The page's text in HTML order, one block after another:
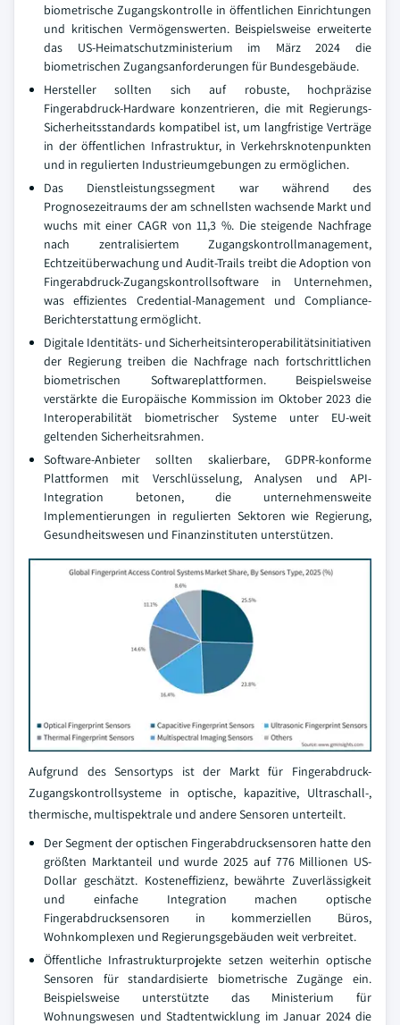
biometrische Zugangskontrolle in öffentlichen Einrichtungen
und kritischen Vermögenswerten. Beispielsweise erweiterte
das US-Heimatschutzministerium im März 2024 die
biometrischen Zugangsanforderungen für Bundesgebäude.
Hersteller sollten sich auf robuste, hochpräzise
Fingerabdruck-Hardware konzentrieren, die mit Regierungs-
Sicherheitsstandards kompatibel ist, um langfristige Verträge
in der öffentlichen Infrastruktur, in Verkehrsknotenpunkten
und in regulierten Industrieumgebungen zu ermöglichen.
Das Dienstleistungssegment war während des
Prognosezeitraums der am schnellsten wachsende Markt und
wuchs mit einer CAGR von 11,3 %. Die steigende Nachfrage
nach zentralisiertem Zugangskontrollmanagement,
Echtzeitüberwachung und Audit-Trails treibt die Adoption von
Fingerabdruck-Zugangskontrollsoftware in Unternehmen,
was effizientes Credential-Management und Compliance-
Berichterstattung ermöglicht.
Digitale Identitäts- und Sicherheitsinteroperabilitätsinitiativen
der Regierung treiben die Nachfrage nach fortschrittlichen
biometrischen Softwareplattformen. Beispielsweise
verstärkte die Europäische Kommission im Oktober 2023 die
Interoperabilität biometrischer Systeme unter EU-weit
geltenden Sicherheitsrahmen.
Software-Anbieter sollten skalierbare, GDPR-konforme
Plattformen mit Verschlüsselung, Analysen und API-
Integration betonen, die unternehmensweite
Implementierungen in regulierten Sektoren wie Regierung,
Gesundheitswesen und Finanzinstituten unterstützen.
Aufgrund des Sensortyps ist der Markt für Fingerabdruck-
Zugangskontrollsysteme in optische, kapazitive, Ultraschall-,
thermische, multispektrale und andere Sensoren unterteilt.
Der Segment der optischen Fingerabdrucksensoren hatte den
größten Marktanteil und wurde 2025 auf 776 Millionen US-
Dollar geschätzt. Kosteneffizienz, bewährte Zuverlässigkeit
und einfache Integration machen optische
Fingerabdrucksensoren in kommerziellen Büros,
Wohnkomplexen und Regierungsgebäuden weit verbreitet.
Öffentliche Infrastrukturprojekte setzen weiterhin optische
Sensoren für standardisierte biometrische Zugänge ein.
Beispielsweise unterstützte das Ministerium für
Wohnungswesen und Stadtentwicklung im Januar 2024 die